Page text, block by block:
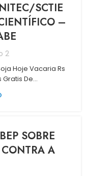
SCTIE
–
2
Hoje Vacaria Rs
De...
SOBRE
A